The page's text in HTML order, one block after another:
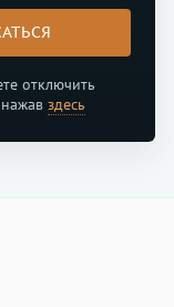
отключить
здесь